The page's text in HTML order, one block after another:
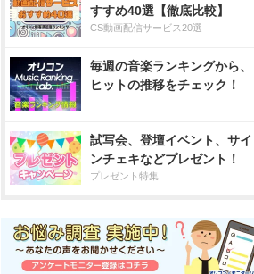
すすめ40選【徹底比較】
CS動画配信サービス20選
毎週の音楽ランキングから、
ヒットの推移をチェック！
試写会、登壇イベント、サイ
ンチェキなどプレゼント！
プレゼント特集